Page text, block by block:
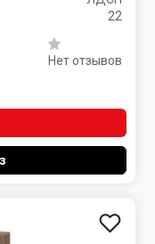
22
Нет отзывов